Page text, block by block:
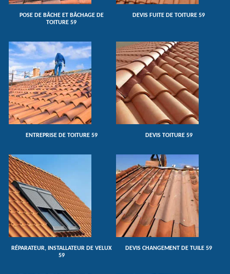
POSE DE BÂCHE ET BÂCHAGE DE
TOITURE 59
DEVIS FUITE DE TOITURE 59
ENTREPRISE DE TOITURE 59 DEVIS TOITURE 59
RÉPARATEUR, INSTALLATEUR DE VELUX
59
DEVIS CHANGEMENT DE TUILE 59